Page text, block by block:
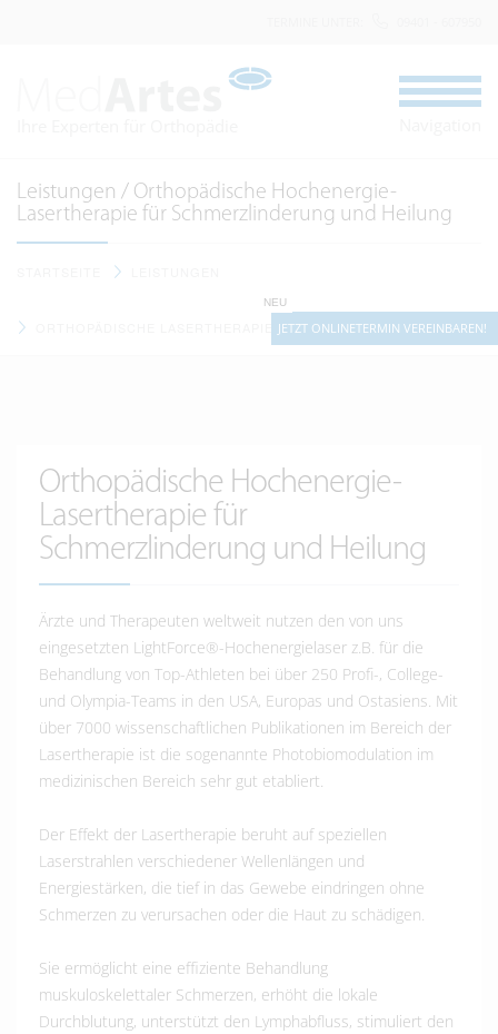
Leistungen / Orthopädische Hochenergie-
Lasertherapie für Schmerzlinderung und Heilung
Orthopädische Hochenergie-
Lasertherapie für
Schmerzlinderung und Heilung
Ärzte und Therapeuten weltweit nutzen den von uns
eingesetzten LightForce®-Hochenergielaser z.B. für die
Behandlung von Top-Athleten bei über 250 Profi-, College-
und Olympia-Teams in den USA, Europas und Ostasiens. Mit
über 7000 wissenschaftlichen Publikationen im Bereich der
Lasertherapie ist die sogenannte Photobiomodulation im
medizinischen Bereich sehr gut etabliert.
Der Effekt der Lasertherapie beruht auf speziellen
Laserstrahlen verschiedener Wellenlängen und
Energiestärken, die tief in das Gewebe eindringen ohne
Schmerzen zu verursachen oder die Haut zu schädigen.
Sie ermöglicht eine effiziente Behandlung
muskuloskelettaler Schmerzen, erhöht die lokale
Durchblutung, unterstützt den Lymphabfluss, stimuliert den
NEU
JETZT ONLINETERMIN VEREINBAREN!